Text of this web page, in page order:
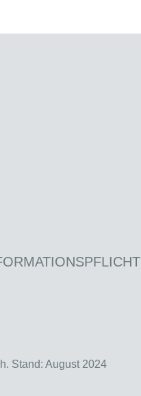
Stand: August 2024